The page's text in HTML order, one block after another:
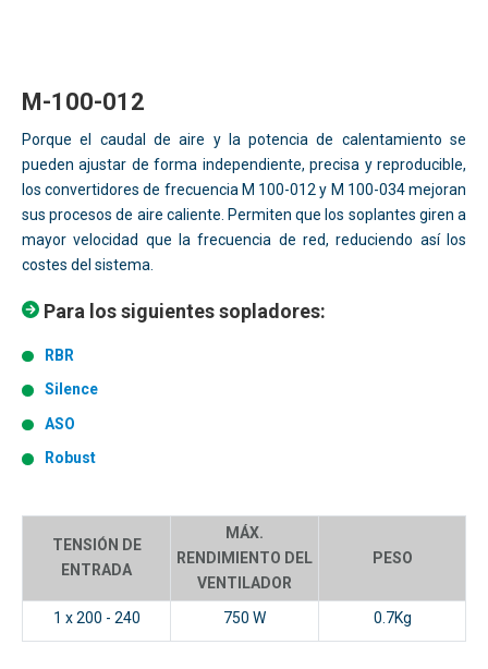
M-100-012
Porque el caudal de aire y la potencia de calentamiento se
pueden ajustar de forma independiente, precisa y reproducible,
los convertidores de frecuencia M 100-012 y M 100-034 mejoran
sus procesos de aire caliente. Permiten que los soplantes giren a
mayor velocidad que la frecuencia de red, reduciendo así los
costes del sistema.
Para los siguientes sopladores:
RBR
Silence
ASO
Robust
TENSIÓN DE
ENTRADA
MÁX.
RENDIMIENTO DEL
VENTILADOR
PESO
1 x 200 - 240 750 W 0.7Kg